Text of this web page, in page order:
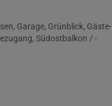
Garage Grünblick Gäste-
Südostbalkon / -